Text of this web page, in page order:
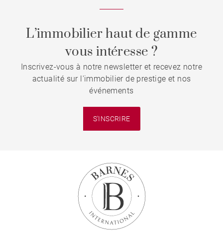
L’immobilier haut de gamme
vous intéresse ?
Inscrivez-vous à notre newsletter et recevez notre
actualité sur l'immobilier de prestige et nos
événements
S'INSCRIRE